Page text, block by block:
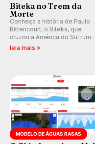
Biteka no Trem da
Morte
Conheça a história de Paulo
Bittencourt, o Biteka, que
cruzou a América do Sul rumo
ao Pacífico em uma jornada
que se tornou um marco de
leia mais »
MODELO DE ÁGUAS RASAS